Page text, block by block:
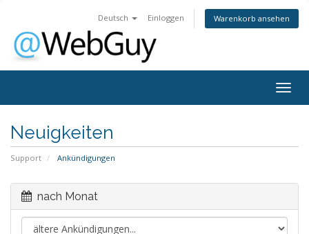
Deutsch Einloggen Warenkorb ansehen
Neuigkeiten
Support Ankündigungen
nach Monat